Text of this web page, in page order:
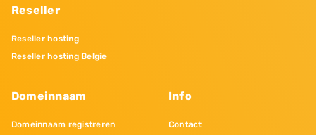
Reseller
Reseller hosting
Reseller hosting Belgie
Domeinnaam
Domeinnaam registreren
Info
Contact